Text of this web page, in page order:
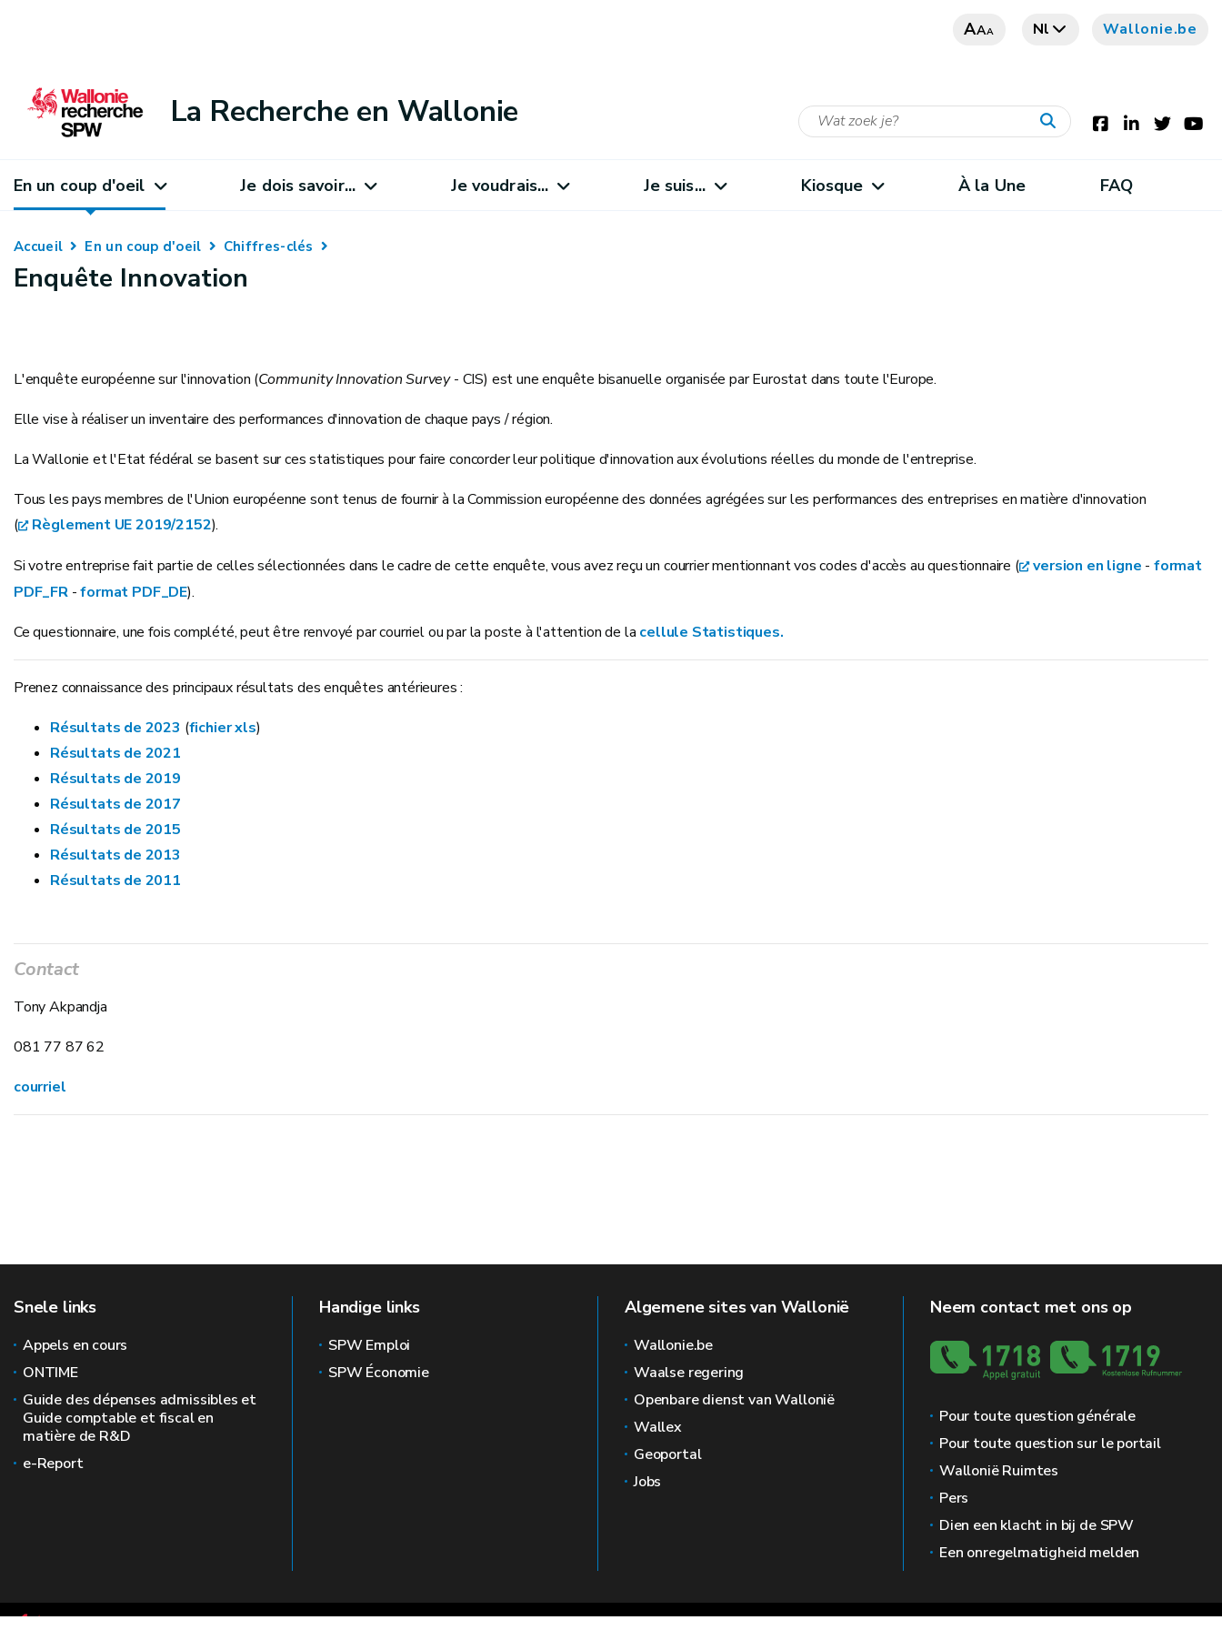
AAA Nl Wallonie.be
La Recherche en Wallonie
En un coup d'oeil Je dois savoir... Je voudrais... Je suis... Kiosque À la Une FAQ
Accueil En un coup d'oeil Chiffres-clés
Enquête Innovation
L'enquête européenne sur l'innovation (Community Innovation Survey- CIS) est une enquête bisanuelle organisée par Eurostat dans toute l'Europe.
Elle vise à réaliser un inventaire des performances d'innovation de chaque pays / région.
La Wallonie et l'Etat fédéral se basent sur ces statistiques pour faire concorder leur politique d'innovation aux évolutions réelles du monde de l'entreprise.
Tous les pays membres de l'Union européenne sont tenus de fournir à la Commission européenne des données agrégées sur les performances des entreprises en matière d'innovation
(
Règlement UE 2019/2152).
Si votre entreprise fait partie de celles sélectionnées dans le cadre de cette enquête, vous avez reçu un courrier mentionnant vos codes d'accès au questionnaire ( version en ligne - format
PDF_FR-format PDF_DE).
Ce questionnaire, une fois complété, peut être renvoyé par courriel ou par la poste à l'attention de la cellule Statistiques.
Prenez connaissance des principaux résultats des enquêtes antérieures :
Résultats de 2023 (fichier xls)
Résultats de 2021
Résultats de 2019
Résultats de 2017
Résultats de 2015
Résultats de 2013
Résultats de 2011
Contact
Tony Akpandja
081 77 87 62
courriel
Snele links
Appels en cours
ONTIME
Guide des dépenses admissibles et
Guide comptable et fiscal en
matière de R&D
e-Report
Handige links
SPW Emploi
SPW Économie
Algemene sites van Wallonië
Wallonie.be
Waalse regering
Openbare dienst van Wallonië
Wallex
Geoportal
Jobs
Neem contact met ons op
Pour toute question générale
Pour toute question sur le portail
Wallonië Ruimtes
Pers
Dien een klacht in bij de SPW
Een onregelmatigheid melden